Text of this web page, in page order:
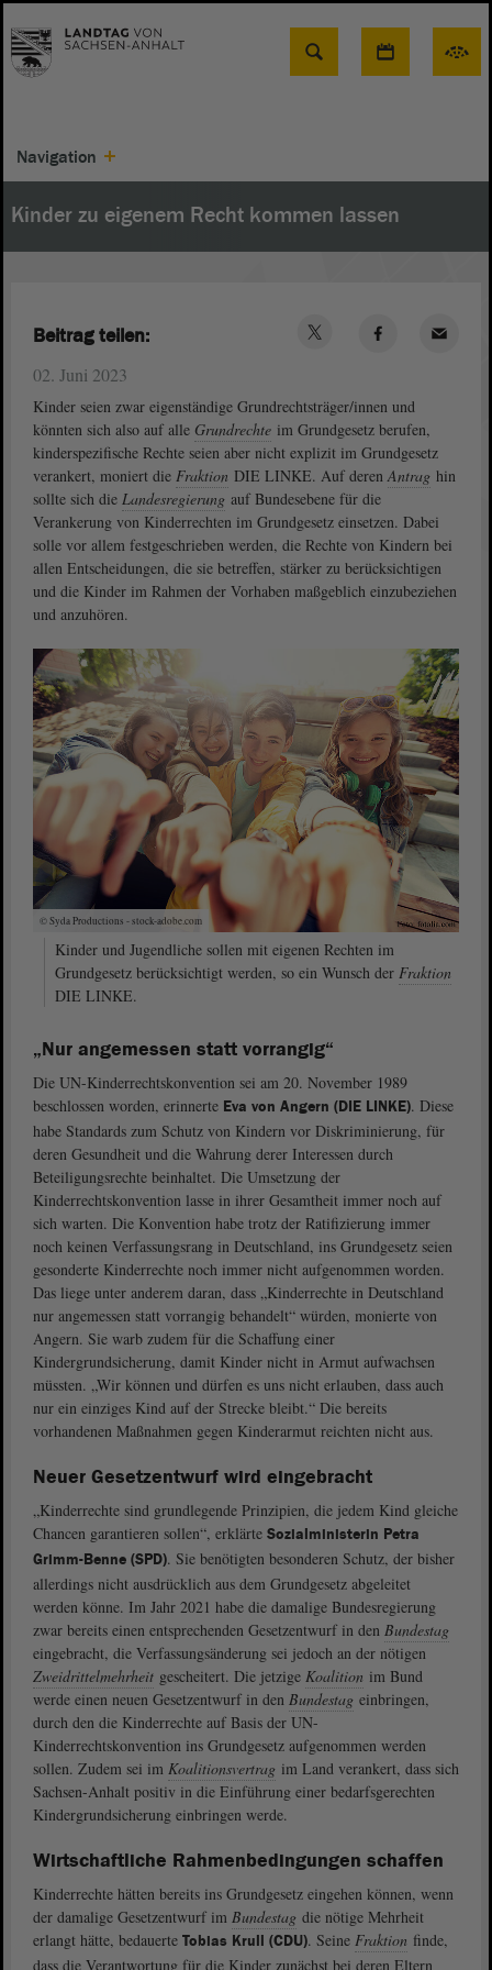
Suche
Navigation
Kinder zu eigenem Recht kommen lassen
02. Juni 2023
Kinder seien zwar eigenständige Grundrechtsträger/innen und
könnten sich also auf alle Grundrechte im Grundgesetz berufen,
kinderspezifische Rechte seien aber nicht explizit im Grundgesetz
verankert, moniert die Fraktion DIE LINKE. Auf derenAntrag hin
sollte sich die Landesregierung auf Bundesebene für die
Verankerung von Kinderrechten im Grundgesetz einsetzen. Dabei
solle vor allem festgeschrieben werden, die Rechte von Kindern bei
allen Entscheidungen, die sie betreffen, stärker zu berücksichtigen
und die Kinder im Rahmen der Vorhaben maßgeblich einzubeziehen
und anzuhören.
© Syda Productions - stock-adobe.com
Kinder und Jugendliche sollen mit eigenen Rechten im
Grundgesetz berücksichtigt werden, so ein Wunsch der Fraktion
DIE LINKE.
„Nur angemessen statt vorrangig“
Die UN-Kinderrechtskonvention sei am 20. November 1989
beschlossen worden, erinnerte Eva von Angern (DIE LINKE). Diese
habe Standards zum Schutz von Kindern vor Diskriminierung, für
deren Gesundheit und die Wahrung derer Interessen durch
Beteiligungsrechte beinhaltet. Die Umsetzung der
Kinderrechtskonvention lasse in ihrer Gesamtheit immer noch auf
sich warten. Die Konvention habe trotz der Ratifizierung immer
noch keinen Verfassungsrang in Deutschland, ins Grundgesetz seien
gesonderte Kinderrechte noch immer nicht aufgenommen worden.
Das liege unter anderem daran, dass „Kinderrechte in Deutschland
nur angemessen statt vorrangig behandelt“ würden, monierte von
Angern. Sie warb zudem für die Schaffung einer
Kindergrundsicherung, damit Kinder nicht in Armut aufwachsen
müssten. „Wir können und dürfen es uns nicht erlauben, dass auch
nur ein einziges Kind auf der Strecke bleibt.“ Die bereits
vorhandenen Maßnahmen gegen Kinderarmut reichten nicht aus.
Neuer Gesetzentwurf wird eingebracht
„Kinderrechte sind grundlegende Prinzipien, die jedem Kind gleiche
Chancen garantieren sollen“, erklärte Sozialministerin Petra
Grimm-Benne (SPD). Sie benötigten besonderen Schutz, der bisher
allerdings nicht ausdrücklich aus dem Grundgesetz abgeleitet
werden könne. Im Jahr 2021 habe die damalige Bundesregierung
zwar bereits einen entsprechenden Gesetzentwurf in den Bundestag
eingebracht, die Verfassungsänderung sei jedoch an der nötigen
Zweidrittelmehrheit gescheitert. Die jetzige Koalition im Bund
werde einen neuen Gesetzentwurf in den Bundestag einbringen,
durch den die Kinderrechte auf Basis der UN-
Kinderrechtskonvention ins Grundgesetz aufgenommen werden
sollen. Zudem sei im Koalitionsvertrag im Land verankert, dass sich
Sachsen-Anhalt positiv in die Einführung einer bedarfsgerechten
Kindergrundsicherung einbringen werde.
Wirtschaftliche Rahmenbedingungen schaffen
Kinderrechte hätten bereits ins Grundgesetz eingehen können, wenn
der damalige Gesetzentwurf im Bundestag die nötige Mehrheit
erlangt hätte, bedauerte Tobias Krull (CDU). Seine Fraktion finde,
dass die Verantwortung für die Kinder zunächst bei deren Eltern
Beitrag teilen: